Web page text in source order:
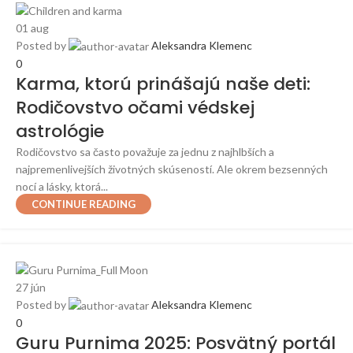
01 aug
Posted by
Aleksandra Klemenc
0
Karma, ktorú prinášajú naše deti:
Rodičovstvo očami védskej
astrológie
Rodičovstvo sa často považuje za jednu z najhlbších a
najpremenlivejších životných skúseností. Ale okrem bezsenných
nocí a lásky, ktorá...
CONTINUE READING
27jún
Posted by
Aleksandra Klemenc
0
Guru Purnima 2025: Posvätný portál